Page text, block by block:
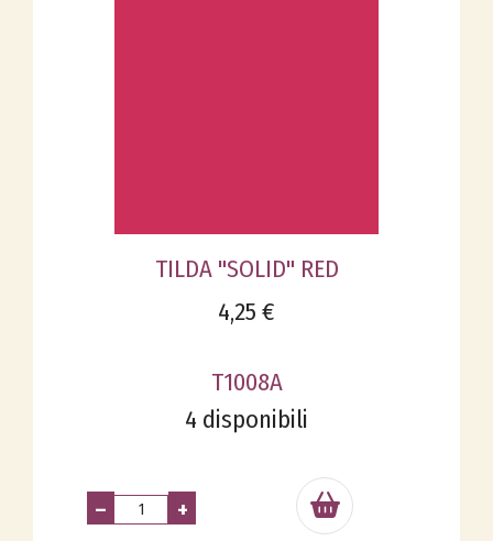
TILDA "SOLID" RED
4,25 €
T1008A
4 disponibili
– +